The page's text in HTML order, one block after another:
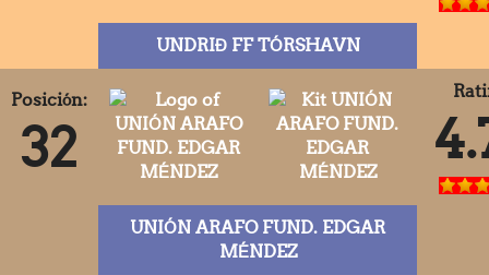
UNDRIÐ FF TÓRSHAVN
Posición:
32
UNIÓN ARAFO FUND. EDGAR
MÉNDEZ